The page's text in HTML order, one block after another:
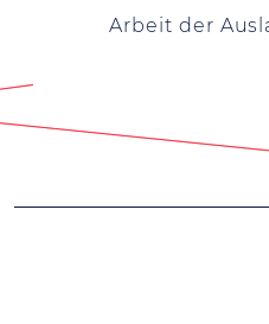
Arbeit der